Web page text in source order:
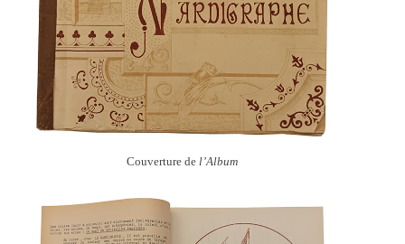
Couverture del’Album